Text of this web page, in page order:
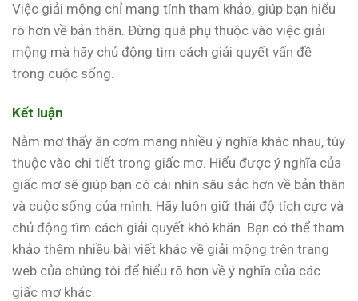
Việc giải mộng chỉ mang tính tham khảo, giúp bạn hiểu
rõ hơn về bản thân. Đừng quá phụ thuộc vào việc giải
mộng mà hãy chủ động tìm cách giải quyết vấn đề
trong cuộc sống.
Kết luận
Nằm mơ thấy ăn cơm mang nhiều ý nghĩa khác nhau, tùy
thuộc vào chi tiết trong giấc mơ. Hiểu được ý nghĩa của
giấc mơ sẽ giúp bạn có cái nhìn sâu sắc hơn về bản thân
và cuộc sống của mình. Hãy luôn giữ thái độ tích cực và
chủ động tìm cách giải quyết khó khăn. Bạn có thể tham
khảo thêm nhiều bài viết khác về giải mộng trên trang
web của chúng tôi để hiểu rõ hơn về ý nghĩa của các
giấc mơ khác.